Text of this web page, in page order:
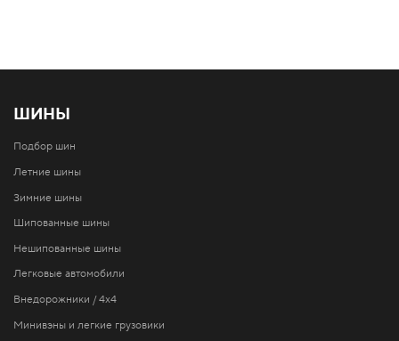
ШИНЫ
Подбор шин
Летние шины
Зимние шины
Шипованные шины
Нешипованные шины
Легковые автомобили
Внедорожники / 4x4
Минивэны и легкие грузовики